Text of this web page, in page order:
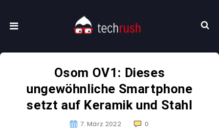
Osom OV1: Dieses
ungewöhnliche Smartphone
setzt auf Keramik und Stahl
7. März 2022 0